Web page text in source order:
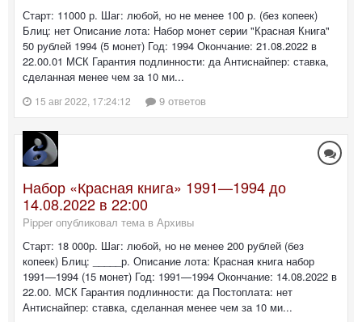
Старт: 11000 р. Шаг: любой, но не менее 100 р. (без копеек)
Блиц: нет Описание лота: Набор монет серии "Красная Книга"
50 рублей 1994 (5 монет) Год: 1994 Окончание: 21.08.2022 в
22.00.01 МСК Гарантия подлинности: да Антиснайпер: ставка,
сделанная менее чем за 10 ми...
15 авг 2022, 17:24:12 9 ответов
Набор «Красная книга» 1991—1994 до
14.08.2022 в 22:00
Pipper опубликовал тема в Архивы
Старт: 18 000р. Шаг: любой, но не менее 200 рублей (без
копеек) Блиц: _____р. Описание лота: Красная книга набор
1991—1994 (15 монет) Год: 1991—1994 Окончание: 14.08.2022 в
22.00. МСК Гарантия подлинности: да Постоплата: нет
Антиснайпер: ставка, сделанная менее чем за 10 ми...